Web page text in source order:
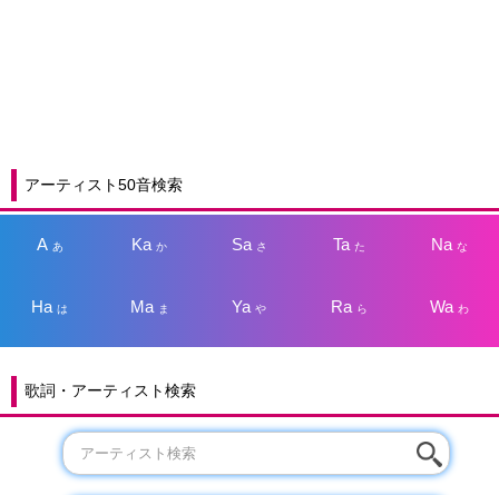
アーティスト50音検索
A あ Kaか Sa さ Taた Na な
Haは Ma ま Yaや Ra ら Wa わ
歌詞・アーティスト検索